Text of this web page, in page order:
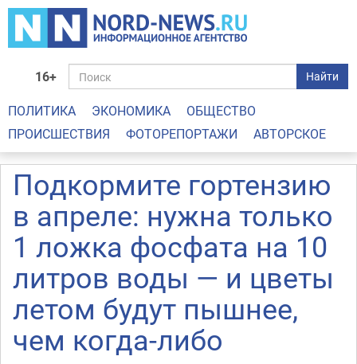
16+ Найти
ПОЛИТИКА ЭКОНОМИКА
ОБЩЕСТВО
ПРОИСШЕСТВИЯ
ФОТОРЕПОРТАЖИ АВТОРСКОЕ
Подкормите гортензию
в апреле: нужна только
1 ложка фосфата на 10
литров воды — и цветы
летом будут пышнее,
чем когда-либо